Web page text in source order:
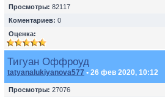
Просмотры: 82117
Коментариев: 0
Оценка:
Тигуан Оффроуд
tatyanalukiyanova577 • 26 фев 2020, 10:12
Просмотры: 27076